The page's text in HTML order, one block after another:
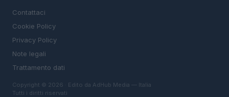
Contattaci
Cookie Policy
Privacy Policy
Note legali
Trattamento dati
Copyright © 2026 · Edito da AdHub Media — Italia
Tutti i diritti riservati